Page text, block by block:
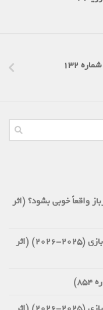
132
واقعاً خوبی بشود؟ (اثر
قوانین تکنیکی فدراسیون جهانی شمشیربازی (2025-2026) (اثر